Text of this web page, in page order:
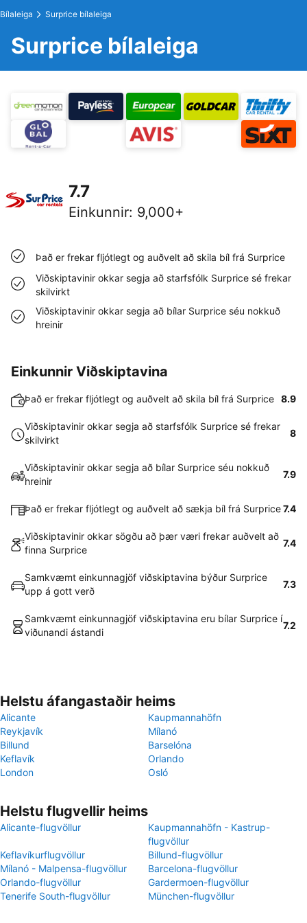
Bílaleiga Surprice bílaleiga
Surprice bílaleiga
7.7
Einkunnir: 9,000+
Það er frekar fljótlegt og auðvelt að skila bíl frá Surprice
Viðskiptavinir okkar segja að starfsfólk Surprice sé frekar
skilvirkt
Viðskiptavinir okkar segja að bílar Surprice séu nokkuð
hreinir
Einkunnir Viðskiptavina
Það er frekar fljótlegt og auðvelt að skila bíl frá Surprice 8.9
Viðskiptavinir okkar segja að starfsfólk Surprice sé frekar
skilvirkt
8
Viðskiptavinir okkar segja að bílar Surprice séu nokkuð
hreinir
7.9
Það er frekar fljótlegt og auðvelt að sækja bíl frá Surprice7.4
Viðskiptavinir okkar sögðu að þær væri frekar auðvelt að
finna Surprice
7.4
Samkvæmt einkunnagjöf viðskiptavina býður Surprice
upp á gott verð
7.3
Samkvæmt einkunnagjöf viðskiptavina eru bílar Surprice í
viðunandi ástandi
7.2
Helstu áfangastaðir heims
Alicante
Kaupmannahöfn
Reykjavík
Mílanó
Billund
Barselóna
Keflavík
Orlando
London
Osló
Helstu flugvellir heims
Alicante-flugvöllur
Kaupmannahöfn - Kastrup-
flugvöllur
Keflavíkurflugvöllur
Billund-flugvöllur
Mílanó - Malpensa-flugvöllur
Barcelona-flugvöllur
Orlando-flugvöllur
Gardermoen-flugvöllur
Tenerife South-flugvöllur
München-flugvöllur